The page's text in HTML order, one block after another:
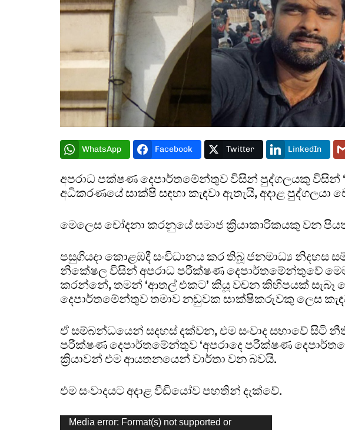
WhatsApp Facebook Twitter LinkedIn
අපරාධ පක්ෂණ දෙපාර්තමේන්තුව විසින් පුද්ගලයකු විසින්
අධිකරණයේ සාක්ෂි සඳහා කැඳවා ඇතැයි, අදාළ පුද්ගලයා
මෙලෙස චෝදනා කරනුයේ සමාජ ක්‍රියාකාරිකයකු වන
පසුගියදා කොළඹදී සංවිධානය කර තිබූ ජනමාධ්‍ය නිදහස
නිකේෂල විසින් අපරාධ පරීක්ෂණ දෙපාර්තමේන්තුවේ
කරන්නේ, තමන් ‘ආතල් එකට’ කියූ වචන කිහිපයක් සැබෑ
දෙපාර්තමේන්තුව තමාව නඩුවක සාක්ෂිකරුවකු ලෙස
ඒ සම්බන්ධයෙන් සදහස් දක්වන, එම සංවාද සභාවේ සිටි
පරීක්ෂණ දෙපාර්තමේන්තුව ‘අපරාදෙ පරීක්ෂණ
ක්‍රියාවන් එම ආයතනයෙන් වාර්තා වන බවයි.
එම සංවාදයට අදාළ වීඩියෝව පහතින් දැක්වේ.
Player
Media error: Format(s) not supported or